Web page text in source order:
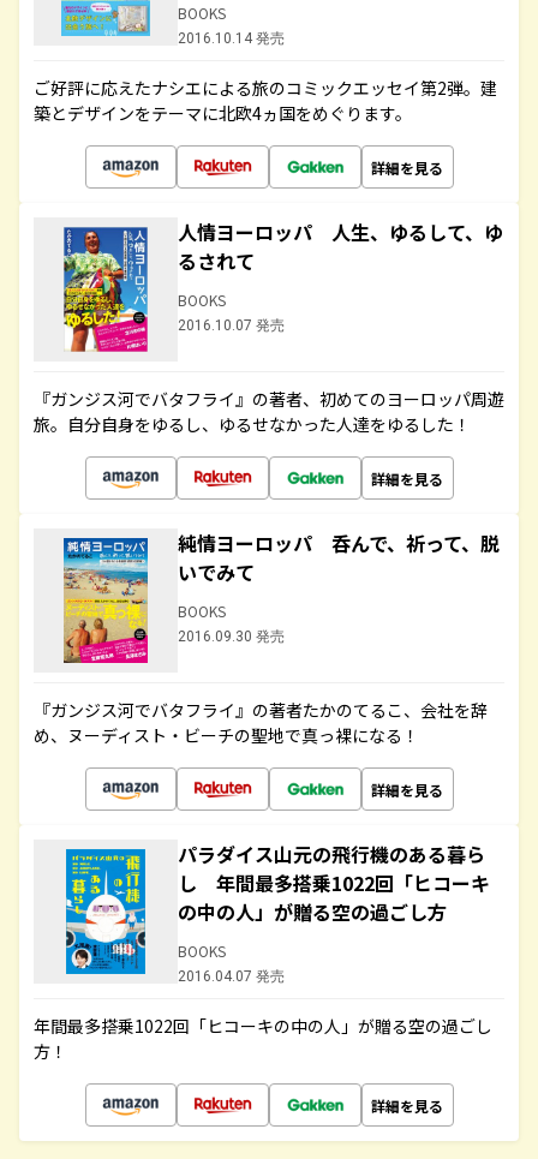
BOOKS
2016.10.14 発売
ご好評に応えたナシエによる旅のコミックエッセイ第2弾。建
築とデザインをテーマに北欧4ヵ国をめぐります。
詳細を見る
人情ヨーロッパ 人生、ゆるして、ゆ
るされて
BOOKS
2016.10.07 発売
『ガンジス河でバタフライ』の著者、初めてのヨーロッパ周遊
旅。自分自身をゆるし、ゆるせなかった人達をゆるした！
詳細を見る
純情ヨーロッパ 呑んで、祈って、脱
いでみて
BOOKS
2016.09.30 発売
『ガンジス河でバタフライ』の著者たかのてるこ、会社を辞
め、ヌーディスト・ビーチの聖地で真っ裸になる！
詳細を見る
パラダイス山元の飛行機のある暮ら
し 年間最多搭乗1022回「ヒコーキ
の中の人」が贈る空の過ごし方
BOOKS
2016.04.07 発売
年間最多搭乗1022回「ヒコーキの中の人」が贈る空の過ごし
方！
詳細を見る